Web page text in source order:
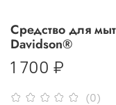
(0)
Средство для
Davidson®
1 700 ₽